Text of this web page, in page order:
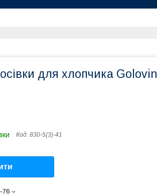
для хлопчика Golovin
Код: 830-5(3)-41
76